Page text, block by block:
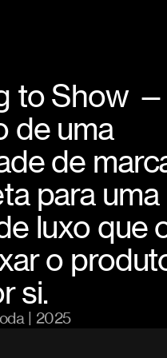
to Show —
de uma
de
para uma
luxo que
o
si.
| 2025